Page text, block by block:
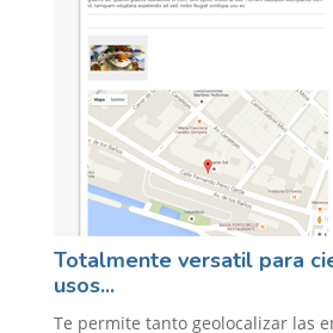
Totalmente versatil para
usos...
Te permite tanto geolocalizar las